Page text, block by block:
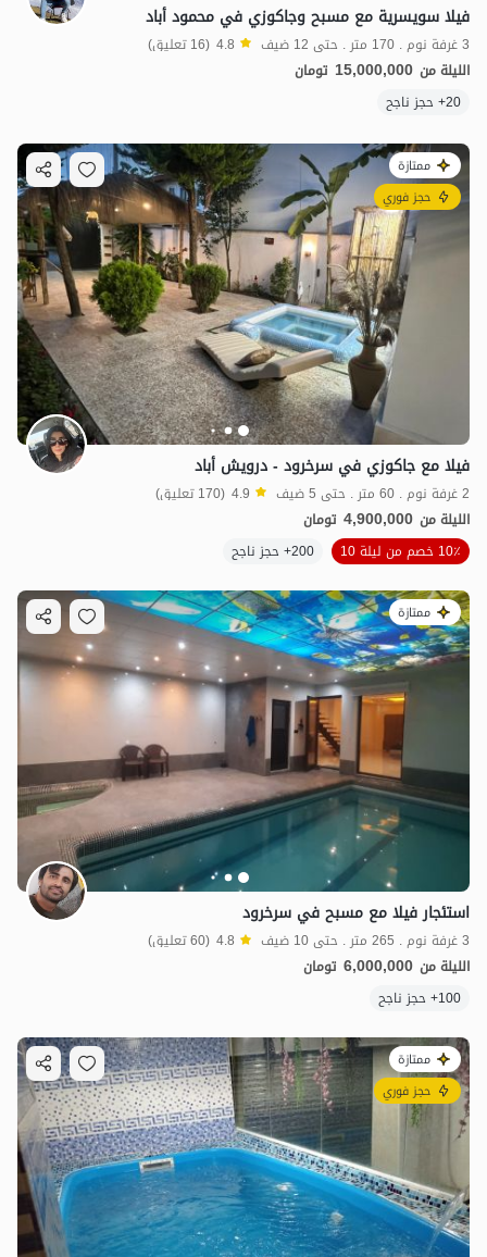
6.5مليون ت 4.9
فيلا سويسرية مع مسبح وجاكوزي في محمود أباد
3 غرفة نوم . 170 متر . حتى 12 ضيف 4.8 (16 تعليق)
الليلة من 15,000,000 تومان
20+ حجز ناجح
ممتازة
حجز فوري
فيلا مع جاكوزي في سرخرود - درويش أباد
2 غرفة نوم . 60 متر . حتى 5 ضيف 4.9 (170 تعليق)
الليلة من 4,900,000 تومان
10٪ خصم من ليلة 10
200+ حجز ناجح
ممتازة
استئجار فيلا مع مسبح في سرخرود
3 غرفة نوم . 265 متر . حتى 10 ضيف 4.8 (60 تعليق)
الليلة من 6,000,000 تومان
100+ حجز ناجح
ممتازة
حجز فوري